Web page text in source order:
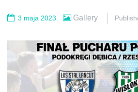
3 maja 2023 Gallery